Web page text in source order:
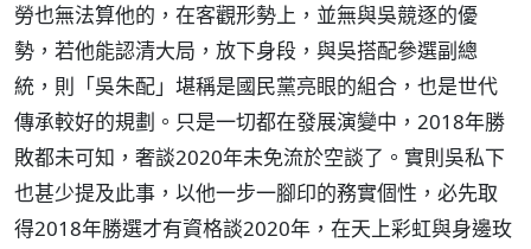
勞也無法算他的，在客觀形勢上，並無與吳競逐的優
勢，若他能認清大局，放下身段，與吳搭配參選副總
統，則「吳朱配」堪稱是國民黨亮眼的組合，也是世代
傳承較好的規劃。只是一切都在發展演變中，2018年勝
敗都未可知，奢談2020年未免流於空談了。實則吳私下
也甚少提及此事，以他一步一腳印的務實個性，必先取
得2018年勝選才有資格談2020年，在天上彩虹與身邊玫